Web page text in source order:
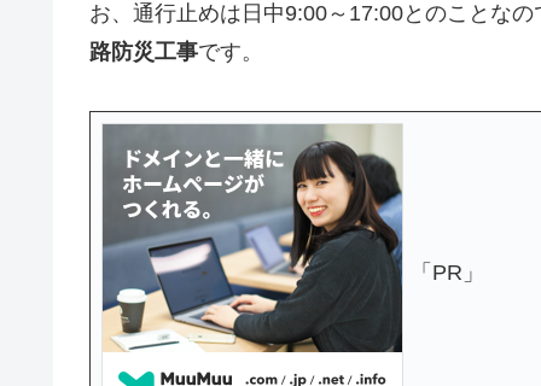
お、通行止めは日中9:00～17:00とのことな
路防災工事です。
「PR」